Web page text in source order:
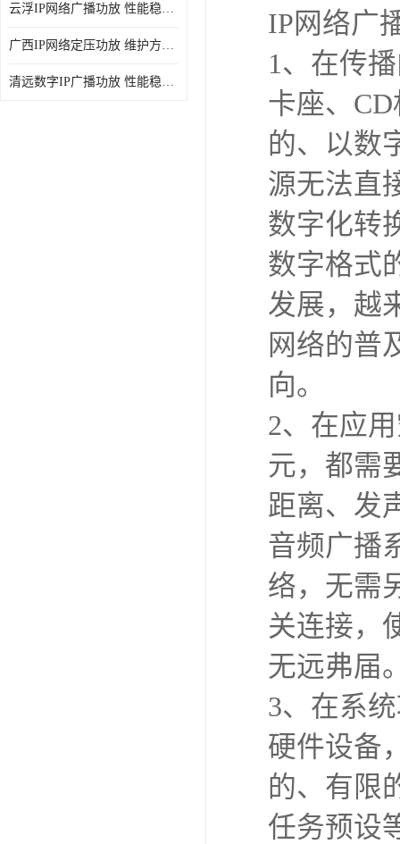
云浮IP网络广播功放 性能稳定 设计结构简单
广西IP网络定压功放 维护方便 多应用于公共场合
清远数字IP广播功放 性能稳定 传输距离远
IP网络广
1、在传
卡座、
的、以数
源无法直
数字化转
数字格式
发展，越
网络的普
向。
2、在应
元，都需
距离、发
音频广播
络，无需
关连接，
无远弗届
3、在系
硬件设备
的、有限
任务预设